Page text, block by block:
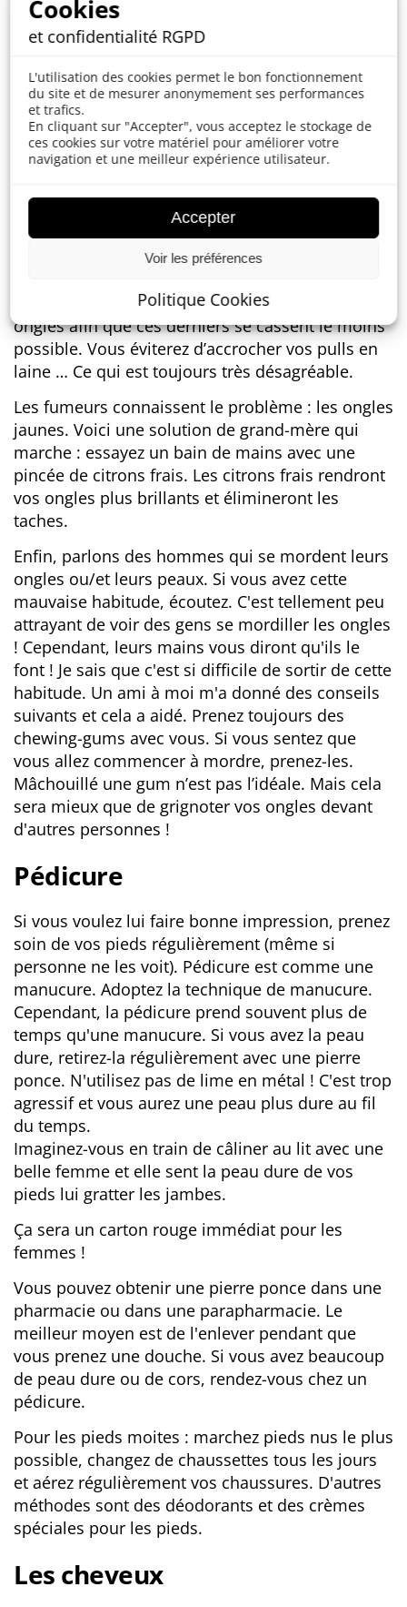
Cookies
et confidentialité RGPD
L'utilisation des cookies permet le bon fonctionnement
du site et de mesurer anonymement ses performances
et trafics.
En cliquant sur "Accepter", vous acceptez le stockage de
ces cookies sur votre matériel pour améliorer votre
navigation et une meilleur expérience utilisateur.
Accepter
Voir les préférences
Politique Cookies
pensera « ongle sale = homme pas soigné (pas
lavé, sale …) ».
savon et une brosse.
Deuxième étape :coupez vos ongles. Vos
ongles doivent avoir la bonne longueur et la
bonne forme. Ils ne devraient pas être plus longs
décrassez-les avant de les couper. Pour couper
vos ongles, utilisez un ciseau à ongles ou un
coupe-ongle. Ensuite, affinez vos ongles avec une
vous permettra également de renforcer vos
ongles afin que ces derniers se cassent le moins
possible. Vous éviterez d’accrocher vos pulls en
laine … Ce qui est toujours très désagréable.
Les fumeurs connaissent le problème : les ongles
jaunes. Voici une solution de grand-mère qui
marche : essayez un bain de mains avec une
pincée de citrons frais. Les citrons frais rendront
vos ongles plus brillants et élimineront les
taches.
Enfin, parlons des hommes qui se mordent leurs
ongles ou/et leurs peaux. Si vous avez cette
mauvaise habitude, écoutez. C'est tellement peu
attrayant de voir des gens se mordiller les ongles
! Cependant, leurs mains vous diront qu'ils le
font ! Je sais que c'est si difficile de sortir de cette
habitude. Un ami à moi m'a donné des conseils
suivants et cela a aidé. Prenez toujours des
chewing-gums avec vous. Si vous sentez que
vous allez commencer à mordre, prenez-les.
Mâchouillé une gum n’est pas l’idéale. Mais cela
sera mieux que de grignoter vos ongles devant
d'autres personnes !
Pédicure
Si vous voulez lui faire bonne impression, prenez
soin de vos pieds régulièrement (même si
personne ne les voit). Pédicure est comme une
manucure. Adoptez la technique de manucure.
Cependant, la pédicure prend souvent plus de
temps qu'une manucure. Si vous avez la peau
dure, retirez-la régulièrement avec une pierre
ponce. N'utilisez pas de lime en métal ! C'est trop
agressif et vous aurez une peau plus dure au fil
du temps.
Imaginez-vous en train de câliner au lit avec une
belle femme et elle sent la peau dure de vos
pieds lui gratter les jambes.
Ça sera un carton rouge immédiat pour les
femmes !
Vous pouvez obtenir une pierre ponce dans une
pharmacie ou dans une parapharmacie. Le
meilleur moyen est de l'enlever pendant que
vous prenez une douche. Si vous avez beaucoup
de peau dure ou de cors, rendez-vous chez un
pédicure.
Pour les pieds moites : marchez pieds nus le plus
possible, changez de chaussettes tous les jours
et aérez régulièrement vos chaussures. D'autres
méthodes sont des déodorants et des crèmes
spéciales pour les pieds.
Les cheveux